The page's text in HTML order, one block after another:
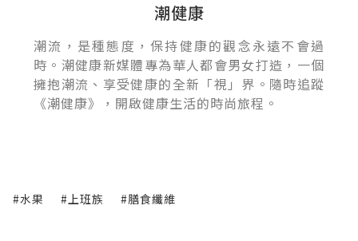
潮健康
潮流，是種態度，保持健康的觀念永遠不會過
時。潮健康新媒體專為華人都會男女打造，一個
擁抱潮流、享受健康的全新「視」界。隨時追蹤
《潮健康》，開啟健康生活的時尚旅程。
#水果 #上班族 #膳食纖維